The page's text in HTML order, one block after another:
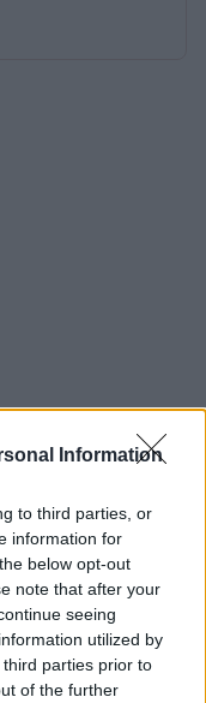
Information
to third parties, or
information for
below opt-out
note that after your
seeing
utilized by
parties prior to
of the further